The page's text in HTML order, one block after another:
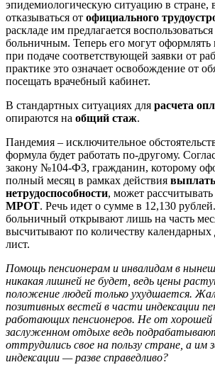
эпидемиологическую ситуацию в стране,
отказываться от официального
раскладе им предлагается
больничным. Теперь его могут оформлять
при подаче соответствующей заявки от
практике это означает освобождение от
посещать врачебный кабинет.
В стандартных ситуациях для расчета
опираются на общий стаж.
Пандемия – исключительное
формула будет работать по-другому.
закону №104-ФЗ, гражданин, которому
полный месяц в рамках действия
нетрудоспособности, может
МРОТ. Речь идет о сумме в 12,130
больничный открывают лишь на часть
высчитывают по количеству
лист.
Помощь пенсионерам и инвалидам в
никакая лишней не будет, ведь цены
положение людей только ухудшается.
позитивных вестей в части индексации
работающих пенсионеров. Не от хорошей
заслуженном отдыхе ведь
оттрудились свое на пользу стране, а им
индексации — разве справедливо?